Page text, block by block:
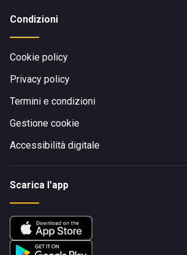
Condizioni
Cookie policy
Privacy policy
Termini e condizioni
Gestione cookie
Accessibilità digitale
Scarica l'app